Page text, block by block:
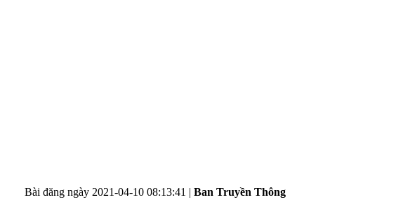
Bài đăng ngày 2021-04-10 08:13:41 | Ban Truyền Thông